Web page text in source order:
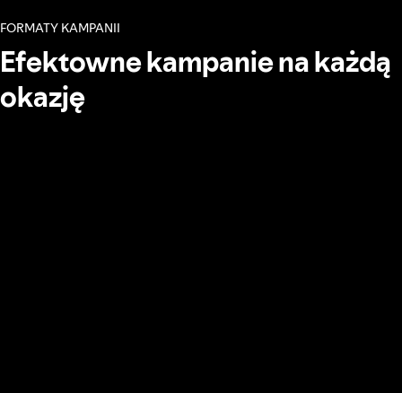
FORMATY KAMPANII
Efektowne kampanie na każdą
okazję